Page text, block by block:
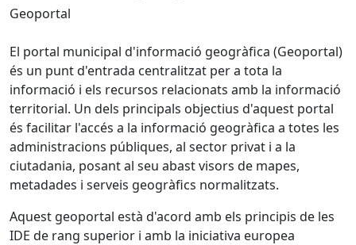
Geoportal
El portal municipal d'informació geogràfica (Geoportal)
és un punt d'entrada centralitzat per a tota la
informació i els recursos relacionats amb la informació
territorial. Un dels principals objectius d'aquest portal
és facilitar l'accés a la informació geogràfica a totes les
administracions públiques, al sector privat i a la
ciutadania, posant al seu abast visors de mapes,
metadades i serveis geogràfics normalitzats.
Aquest geoportal està d'acord amb els principis de les
IDE de rang superior i amb la iniciativa europea